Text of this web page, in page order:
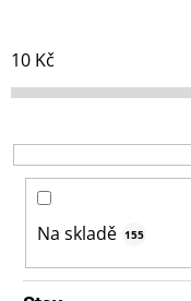
í
p
o
d
ů
10 Kč
Na skladě 155